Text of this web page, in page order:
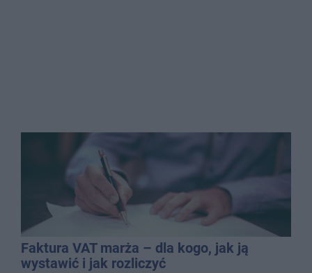
Faktura VAT marża – dla kogo, jak ją
wystawić i jak rozliczyć